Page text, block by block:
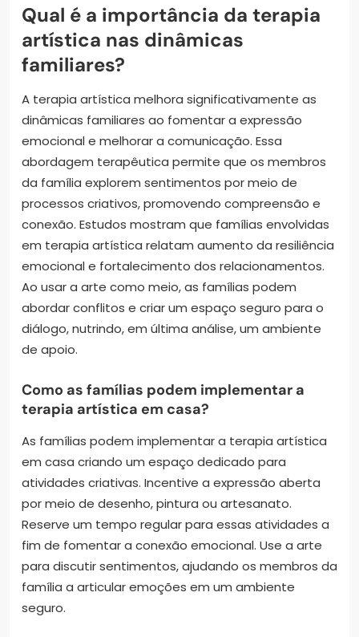
Qual é a importância da terapia
artística nas dinâmicas
familiares?
A terapia artística melhora significativamente as
dinâmicas familiares ao fomentar a expressão
emocional e melhorar a comunicação. Essa
abordagem terapêutica permite que os membros
da família explorem sentimentos por meio de
processos criativos, promovendo compreensão e
conexão. Estudos mostram que famílias envolvidas
em terapia artística relatam aumento da resiliência
emocional e fortalecimento dos relacionamentos.
Ao usar a arte como meio, as famílias podem
abordar conflitos e criar um espaço seguro para o
diálogo, nutrindo, em última análise, um ambiente
de apoio.
Como as famílias podem implementar a
terapia artística em casa?
As famílias podem implementar a terapia artística
em casa criando um espaço dedicado para
atividades criativas. Incentive a expressão aberta
por meio de desenho, pintura ou artesanato.
Reserve um tempo regular para essas atividades a
fim de fomentar a conexão emocional. Use a arte
para discutir sentimentos, ajudando os membros da
família a articular emoções em um ambiente
seguro.